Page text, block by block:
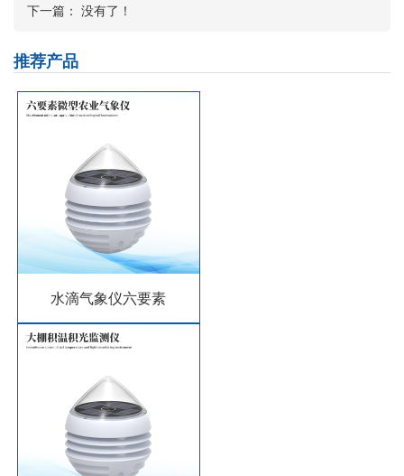
下一篇： 没有了！
推荐产品
水滴气象仪六要素